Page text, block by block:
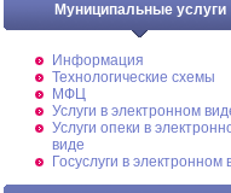
Муниципальные услуги
Информация
Технологические схемы
МФЦ
Услуги в электронном
Услуги опеки в
виде
Госуслуги в электронном